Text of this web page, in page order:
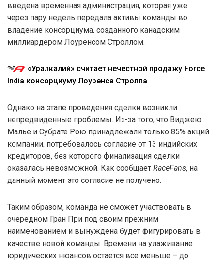
введена временная администрация, которая уже
через пару недель передала активы команды во
владение консорциума, созданного канадским
миллиардером Лоуренсом Строллом.
«Уралкалий» считает нечестной продажу Force
India консорциуму Лоуренса Стролла
Однако на этапе проведения сделки возникли
непредвиденные проблемы. Из-за того, что Виджею
Малье и Субрате Рою принадлежали только 85% акций
компании, потребовалось согласие от 13 индийских
кредиторов, без которого финализация сделки
оказалась невозможной. Как сообщает RaceFans, на
данный момент это согласие не получено.
Таким образом, команда не сможет участвовать в
очередном Гран При под своим прежним
наименованием и вынуждена будет фигурировать в
качестве новой команды. Времени на улаживание
юридических нюансов остается все меньше – до